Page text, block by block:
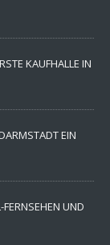
KAUFHALLE IN
EIN
UND